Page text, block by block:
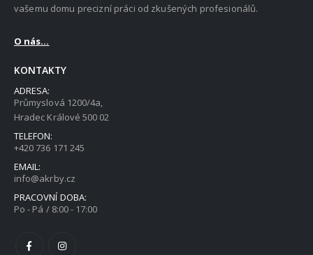
vašemu domu precizní práci od zkušených profesionálů.
O nás...
KONTAKTY
ADRESA:
Průmyslová 1200/4a,
Hradec Králové 500 02
TELEFON:
+420 736 171 245
EMAIL:
info@akrby.cz
PRACOVNÍ DOBA:
Po - Pá / 8:00 - 17:00